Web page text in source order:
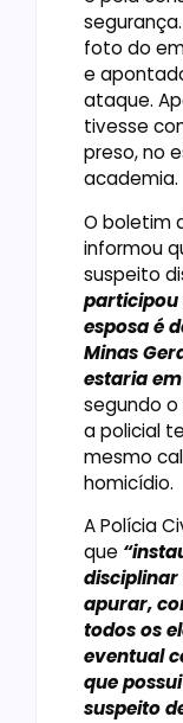
foto do
e
ataque.
tivesse
preso, no
academia.
O boletim
informou
suspeito
participou
esposa é
Minas
estaria
segundo o
a policial
mesmo
homicídio.
A Polícia
que
apurar,
todos os
eventual
que
suspeito